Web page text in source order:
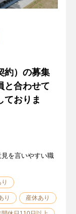
約）の募集
合わせて
ておりま
を言いやすい職
り 産休あり